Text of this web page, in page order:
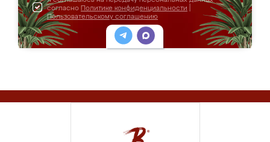
согласно Политике конфиденциальности
Пользовательскому соглашению